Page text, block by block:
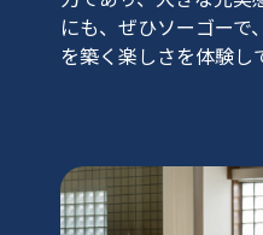
にも、ぜひソーゴー
を築く楽しさを体験し